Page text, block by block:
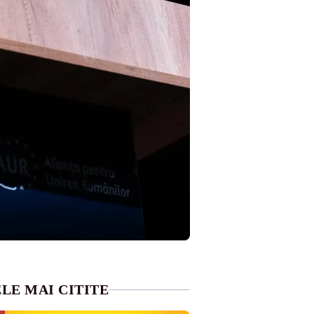
MAI CITITE